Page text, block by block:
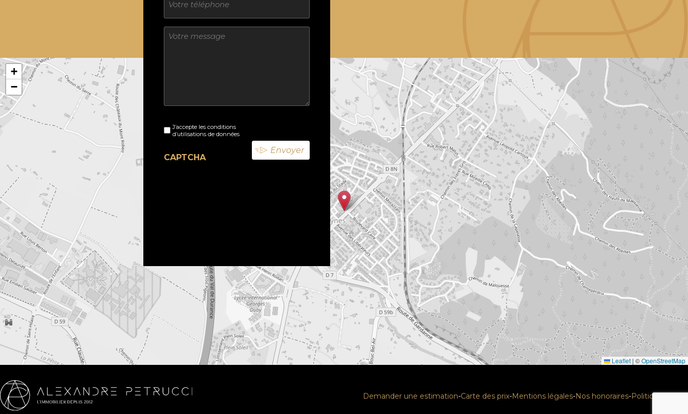
Sans
titre
titreJ’accepte les conditions
d’utilisations de données
CAPTCHA
+
−
Leaflet | ©OpenStreetMap
Demander une estimation-Carte des prix-Mentions légales-Nos honoraires-Politique RGPD